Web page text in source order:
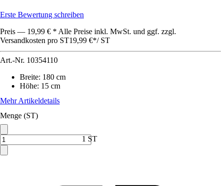
Erste Bewertung schreiben
Preis — 19,99 € * Alle Preise inkl. MwSt. und ggf. zzgl.
Versandkosten pro ST19,99 €*/ ST
Art.-Nr. 10354110
Breite: 180 cm
Höhe: 15 cm
Mehr Artikeldetails
Menge (ST)
1 ST